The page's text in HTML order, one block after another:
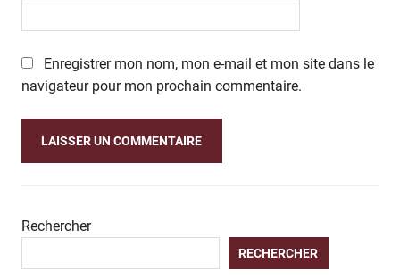
Enregistrer mon nom, mon e-mail et mon site dans le
navigateur pour mon prochain commentaire.
Rechercher
RECHERCHER